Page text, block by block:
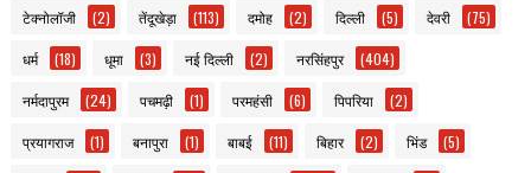
टेक्नोलॉजी (2) तेंदूखेड़ा (113) दमोह (2) दिल्ली (5) देवरी (75)
धर्म (18) धूमा (3) नई दिल्ली (2) नरसिंहपुर (404)
नर्मदापुरम (24) पचमढ़ी (1) परमहंसी (6) पिपरिया (2)
प्रयागराज (1) बनापुरा (1) बाबई (11) बिहार (2) भिंड (5)